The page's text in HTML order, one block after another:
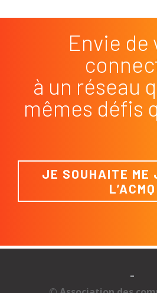
Envie de
à un réseau
mêmes défis
JE SOUHAITE ME
L’ACMQ
-